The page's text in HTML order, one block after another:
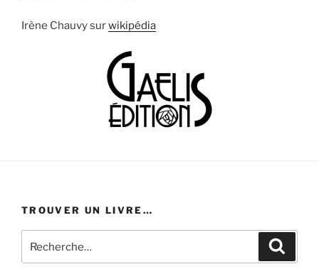
Irène Chauvy surwikipédia
TROUVER UN LIVRE…
pour